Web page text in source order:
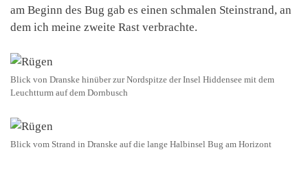
am Beginn des Bug gab es einen schmalen Steinstrand, an
dem ich meine zweite Rast verbrachte.
Blick von Dranske hinüber zur Nordspitze der Insel Hiddensee mit dem
Leuchtturm auf dem Dornbusch
Blick vom Strand in Dranske auf die lange Halbinsel Bug am Horizont